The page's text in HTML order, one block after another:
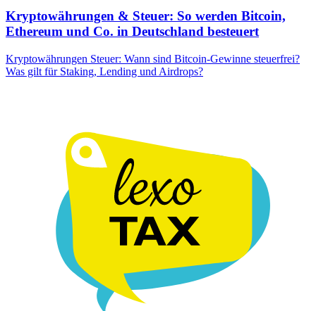
Kryptowährungen & Steuer: So werden Bitcoin,
Ethereum und Co. in Deutschland besteuert
Kryptowährungen Steuer: Wann sind Bitcoin-Gewinne steuerfrei?
Was gilt für Staking, Lending und Airdrops?